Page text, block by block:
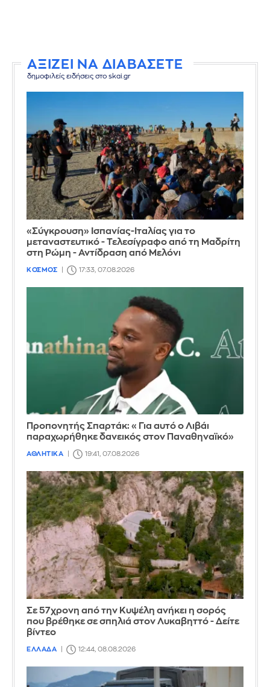
ΑΞΙΖΕΙ ΝΑ ΔΙΑΒΑΣΕΤΕ
δημοφιλείς ειδήσεις στο skai.gr
«Σύγκρουση» Ισπανίας-Ιταλίας για το
μεταναστευτικό - Τελεσίγραφο από τη Μαδρίτη
στη Ρώμη - Αντίδραση από Μελόνι
ΚΟΣΜΟΣ 17:33, 07.08.2026
Προπονητής Σπαρτάκ: «Για αυτό ο Λιβάι
παραχωρήθηκε δανεικός στον Παναθηναϊκό»
ΑΘΛΗΤΙΚΑ 19:41, 07.08.2026
Σε 57χρονη από την Κυψέλη ανήκει η σορός
που βρέθηκε σε σπηλιά στον Λυκαβηττό - Δείτε
βίντεο
ΕΛΛΑΔΑ 12:44, 08.08.2026